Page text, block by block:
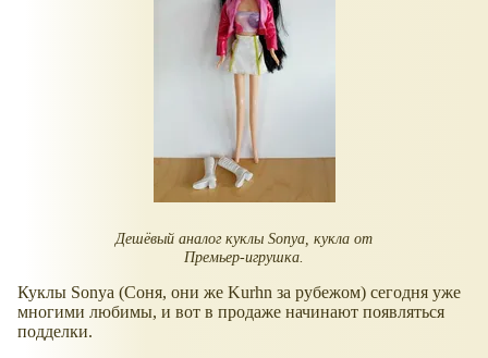
Дешёвый аналог куклы Sonya, кукла от
Премьер-игрушка.
Куклы Sonya (Соня, они же Kurhn за рубежом) сегодня уже
многими любимы, и вот в продаже начинают появляться
подделки.